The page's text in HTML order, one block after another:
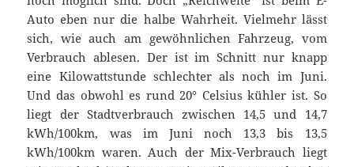
Auto eben nur die halbe Wahrheit. Vielmehr lässt
sich, wie auch am gewöhnlichen Fahrzeug, vom
Verbrauch ablesen. Der ist im Schnitt nur knapp
eine Kilowattstunde schlechter als noch im Juni.
Und das obwohl es rund 20° Celsius kühler ist. So
liegt der Stadtverbrauch zwischen 14,5 und 14,7
kWh/100km, was im Juni noch 13,3 bis 13,5
kWh/100km waren. Auch der Mix-Verbrauch liegt